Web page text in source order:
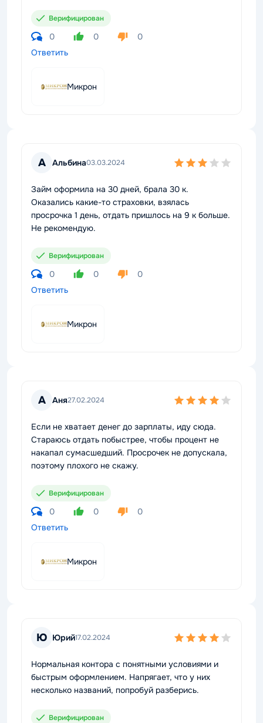
Верифицирован
0 0
0
Ответить
Микрон
А Альбина03.03.2024
Займ оформила на 30 дней, брала 30 к.
Оказались какие-то страховки, взялась
просрочка 1 день, отдать пришлось на 9 к больше.
Не рекомендую.
Верифицирован
0 0
0
Ответить
Микрон
А Аня27.02.2024
Если не хватает денег до зарплаты, иду сюда.
Стараюсь отдать побыстрее, чтобы процент не
накапал сумасшедший. Просрочек не допускала,
поэтому плохого не скажу.
Верифицирован
0 0
0
Ответить
Микрон
Ю Юрий17.02.2024
Нормальная контора с понятными условиями и
быстрым оформлением. Напрягает, что у них
несколько названий, попробуй разберись.
Верифицирован